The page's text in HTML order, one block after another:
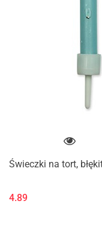
Świeczki na tort,
4.89